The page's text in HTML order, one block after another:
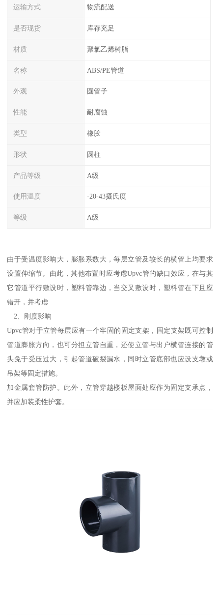
运输方式 物流配送
是否现货 库存充足
材质 聚氯乙烯树脂
名称 ABS/PE管道
外观 圆管子
性能 耐腐蚀
类型 橡胶
形状 圆柱
产品等级 A级
使用温度 -20-43摄氏度
等级 A级
由于受温度影响大，膨胀系数大，每层立管及较长的横管上均要求
设置伸缩节。由此，其他布置时应考虑Upvc管的缺口效应，在与其
它管道平行敷设时，塑料管靠边，当交叉敷设时，塑料管在下且应
错开，并考虑
2、刚度影响
Upvc管对于立管每层应有一个牢固的固定支架，固定支架既可控制
管道膨胀方向，也可分担立管自重，还使立管与出户横管连接的管
头免于受压过大，引起管道破裂漏水，同时立管底部也应设支墩或
吊架等固定措施。
加金属套管防护。此外，立管穿越楼板屋面处应作为固定支承点，
并应加装柔性护套。